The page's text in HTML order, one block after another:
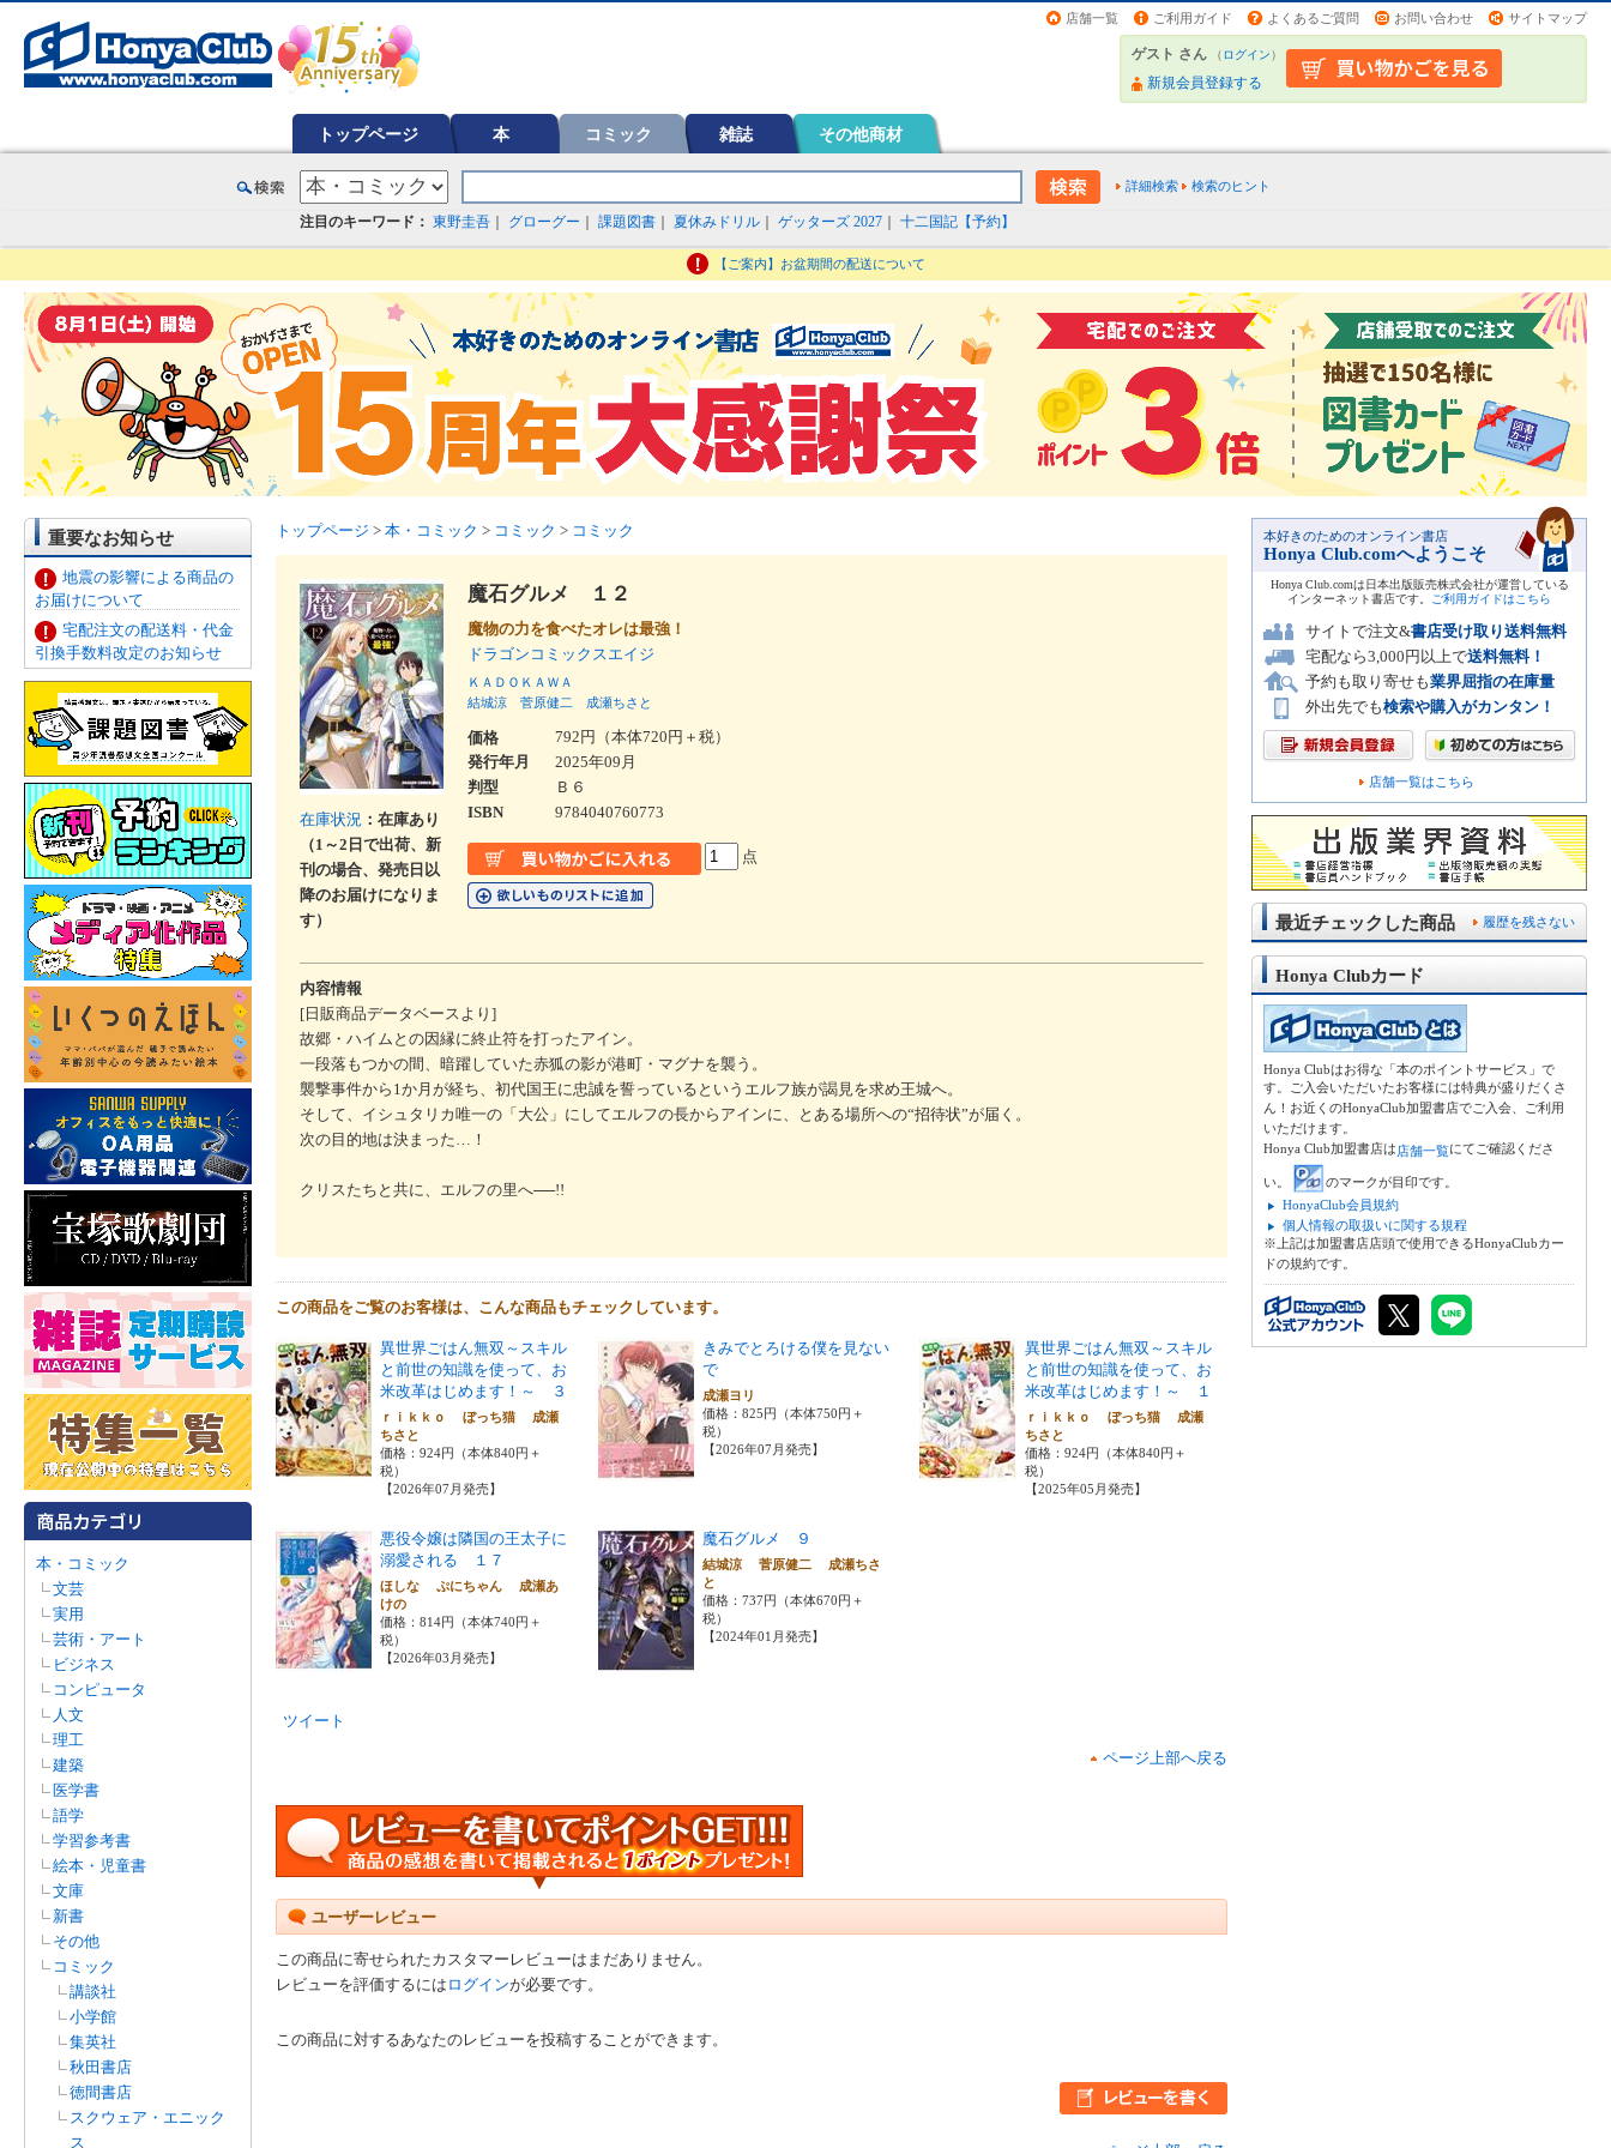
店舗一覧 ご利用ガイド よくあるご質問 お問い合わせ サイトマップ
ゲスト さん （ログイン）
新規会員登録する
トップページ 本 コミック 雑誌 その他商材
詳細検索 検索のヒント
注目のキーワード： 東野圭吾 グローグー 課題図書 夏休みドリル ゲッターズ 2027 十二国記【予約】
【ご案内】お盆期間の配送について
重要なお知らせ
地震の影響による商品の
お届けについて
宅配注文の配送料・代金
引換手数料改定のお知らせ
本・コミック
文芸
実用
芸術・アート
ビジネス
コンピュータ
人文
理工
建築
医学書
語学
学習参考書
絵本・児童書
文庫
新書
その他
コミック
講談社
小学館
集英社
秋田書店
徳間書店
スクウェア・エニック
ス
トップページ > 本・コミック > コミック > コミック
在庫状況 ：在庫あり
（1～2日で出荷、新
刊の場合、発売日以
降のお届けになりま
す）
魔石グルメ １２
魔物の力を食べたオレは最強！
ドラゴンコミックスエイジ
ＫＡＤＯＫＡＷＡ
結城涼
菅原健二 成瀬ちさと
価格
792円（本体720円＋税）
発行年月
2025年09月
判型
Ｂ６
ISBN
9784040760773
点
内容情報
[日販商品データベースより]
故郷・ハイムとの因縁に終止符を打ったアイン。
一段落もつかの間、暗躍していた赤狐の影が港町・マグナを襲う。
襲撃事件から1か月が経ち、初代国王に忠誠を誓っているというエルフ族が謁見を求め王城へ。
そして、イシュタリカ唯一の「大公」にしてエルフの長からアインに、とある場所への“招待状”が届く。
次の目的地は決まった…！
クリスたちと共に、エルフの里へ──!!
この商品をご覧のお客様は、こんな商品もチェックしています。
異世界ごはん無双～スキル
と前世の知識を使って、お
米改革はじめます！～ ３
ｒｉｋｋｏ ぼっち猫 成瀬
ちさと
価格：924円（本体840円＋
税）
【2026年07月発売】
きみでとろける僕を見ない
で
成瀬ヨリ
価格：825円（本体750円＋
税）
【2026年07月発売】
異世界ごはん無双～スキル
と前世の知識を使って、お
米改革はじめます！～ １
ｒｉｋｋｏ ぼっち猫 成瀬
ちさと
価格：924円（本体840円＋
税）
【2025年05月発売】
悪役令嬢は隣国の王太子に
溺愛される １７
ほしな ぷにちゃん 成瀬あ
けの
価格：814円（本体740円＋
税）
【2026年03月発売】
魔石グルメ ９
結城涼 菅原健二 成瀬ちさ
と
価格：737円（本体670円＋
税）
【2024年01月発売】
ツイート
ページ上部へ戻る
ユーザーレビュー
この商品に寄せられたカスタマーレビューはまだありません。
レビューを評価するには ログインが必要です。
この商品に対するあなたのレビューを投稿することができます。
本好きのためのオンライン書店
Honya Club.comへようこそ
Honya Club.comは日本出版販売株式会社が運営している
インターネット書店です。
ご利用ガイドはこちら
サイトで注文&書店受け取り送料無料
宅配なら3,000円以上で送料無料！
予約も取り寄せも業界屈指の在庫量
外出先でも検索や購入がカンタン！
店舗一覧はこちら
履歴を残さない
最近チェックした商品
Honya Clubカード
Honya Clubはお得な「本のポイントサービス」で
す。ご入会いただいたお客様には特典が盛りだくさ
ん！お近くのHonyaClub加盟書店でご入会、ご利用
いただけます。
Honya Club加盟書店は店舗一覧にてご確認くださ
い。
のマークが目印です。
HonyaClub会員規約
個人情報の取扱いに関する規程
※上記は加盟書店店頭で使用できるHonyaClubカー
ドの規約です。